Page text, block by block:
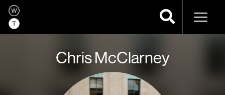
Chris McClarney